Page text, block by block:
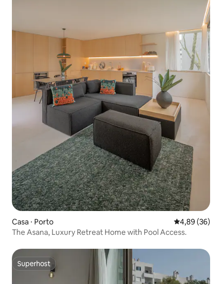
Casa ⋅ Porto 4,89 de uma
4,89 (36)
The Asana, Luxury Retreat Home with Pool Access.
Superhost
Superhost